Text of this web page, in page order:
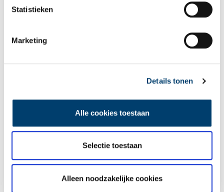
Statistieken
Marketing
Details tonen
Alle cookies toestaan
Selectie toestaan
Alleen noodzakelijke cookies
Tien verdwenen pretparken